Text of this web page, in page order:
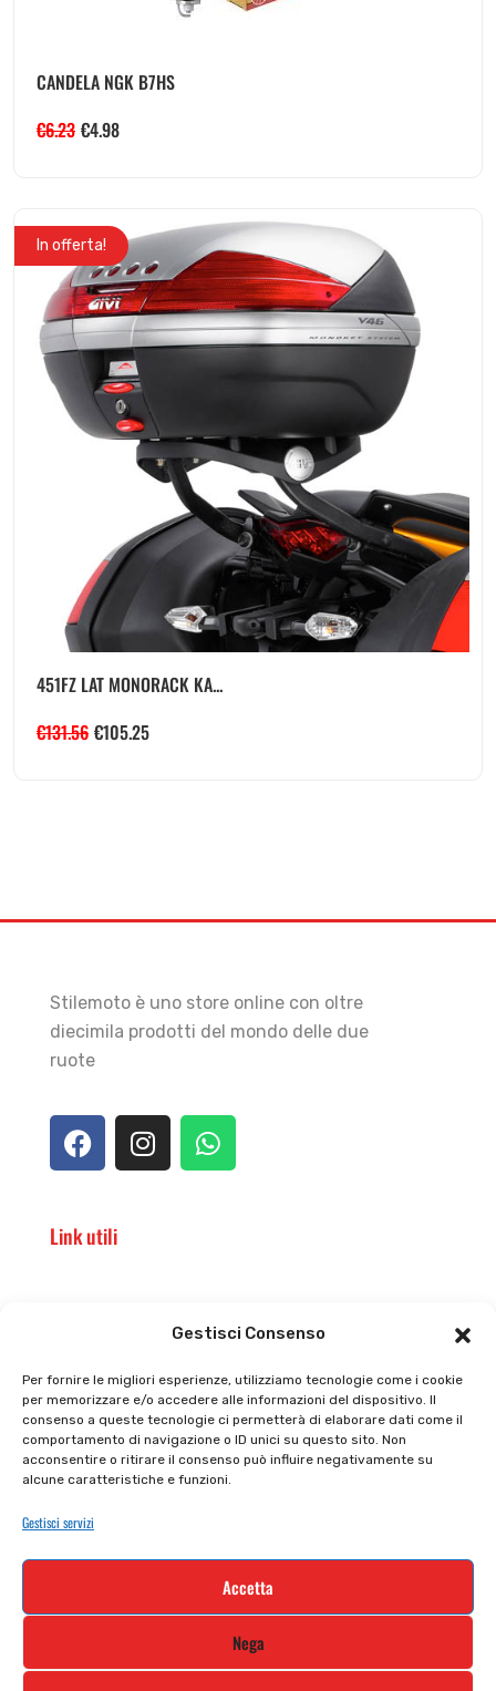
Gestisci Consenso
Per fornire le migliori esperienze, utilizziamo tecnologie come i cookie
per memorizzare e/o accedere alle informazioni del dispositivo. Il
consenso a queste tecnologie ci permetterà di elaborare dati come il
comportamento di navigazione o ID unici su questo sito. Non
acconsentire o ritirare il consenso può influire negativamente su
alcune caratteristiche e funzioni.
Gestisci servizi
Accetta
Nega
CANDELA NGK B7HS
€6.23 €4.98
In offerta!
451FZ LAT MONORACK KA...
€131.56 €105.25
Stilemoto è uno store online con oltre
diecimila prodotti del mondo delle due
ruote
Link utili
Privacy policy
Cookie policy
Tutti prodotti
Termini e condizioni
Iscriviti alla nostra newsletter e rimani